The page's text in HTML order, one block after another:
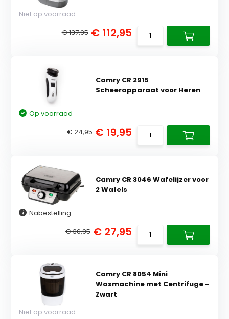
Niet op voorraad
€ 137,95 € 112,95
Camry CR 2915
Scheerapparaat voor Heren
Op voorraad
€ 24,95 € 19,95
Camry CR 3046 Wafelijzer voor
2 Wafels
Nabestelling
€ 36,95 € 27,95
Camry CR 8054 Mini
Wasmachine met Centrifuge -
Zwart
Niet op voorraad